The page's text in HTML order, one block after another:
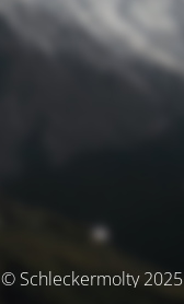
© Schleckermolty 2025